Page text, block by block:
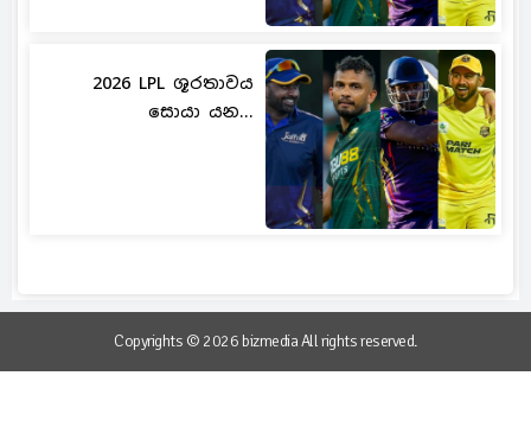
2026 LPL ශූරතාවය
සොයා යන...
Copyrights © 2026 bizmedia All rights reserved.